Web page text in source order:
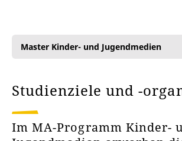
Master Kinder- und Jugendmedien
Studienziele und -
Im MA-Programm Kinder-